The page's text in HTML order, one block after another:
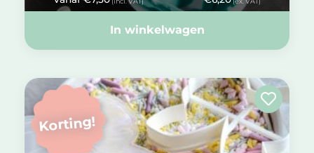
In winkelwagen
Korting!